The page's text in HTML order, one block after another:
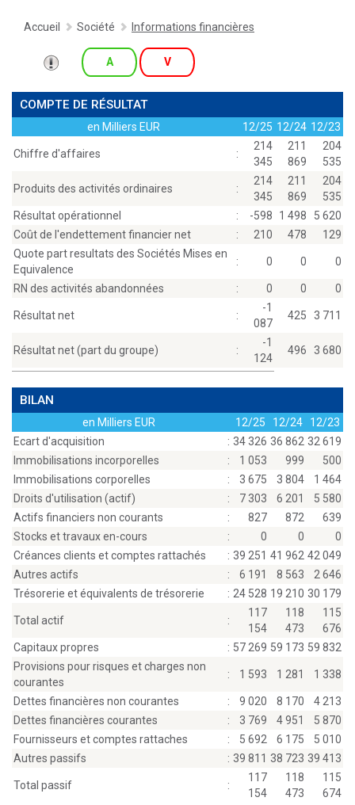
Accueil Société Informations financières
A V
COMPTE DE RÉSULTAT
en Milliers EUR 12/25 12/24 12/23
Chiffre d'affaires :
214
345
211
869
204
535
Produits des activités ordinaires :
214
345
211
869
204
535
Résultat opérationnel
: -598 1 498
5 620
Coût de l'endettement financier net
: 210 478
129
Quote part resultats des Sociétés Mises en
Equivalence
: 0 0 0
RN des activités abandonnées : 0 0 0
Résultat net :
-1
087
425 3 711
Résultat net (part du groupe) :
-1
124
496 3 680
BILAN
en Milliers EUR 12/25 12/24
12/23
Ecart d'acquisition
: 34 326 36 862 32 619
Immobilisations incorporelles
: 1 053 999
500
Immobilisations corporelles
: 3 675 3 804
1 464
Droits d'utilisation (actif)
: 7 303 6 201
5 580
Actifs financiers non courants
: 827 872
639
Stocks et travaux en-cours
: 0 0
0
Créances clients et comptes rattachés
: 39 251 41 962 42 049
Autres actifs
: 6 191 8 563
2 646
Trésorerie et équivalents de trésorerie
: 24 528 19 210 30 179
Total actif :
117
154
118
473
115
676
Capitaux propres
: 57 269 59 173 59 832
Provisions pour risques et charges non
courantes
: 1 593 1 281 1 338
Dettes financières non courantes : 9 020 8 170
4 213
Dettes financières courantes
: 3 769 4 951
5 870
Fournisseurs et comptes rattaches
: 5 692 6 175
5 010
Autres passifs
: 39 811 38 723 39 413
Total passif :
117
154
118
473
115
674